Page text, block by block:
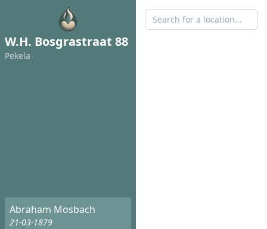
W.H. Bosgrastraat 88
Pekela
Abraham Mosbach
21-03-1879